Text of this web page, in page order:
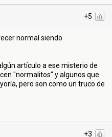
+5
normal siendo
artículo a ese misterio de
"normalitos" y algunos que
pero son como un truco de
+3